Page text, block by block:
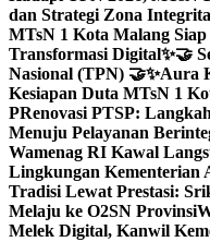
dan Strategi Zona
MTsN 1 Kota Malang
Transformasi Digital✨🤝
Nasional (TPN) 🤝✨Aura
Kesiapan Duta MTsN 1
PRenovasi PTSP:
Menuju Pelayanan
Wamenag RI Kawal
Lingkungan Kementerian
Tradisi Lewat Prestasi:
Melaju ke O2SN Provinsi
Melek Digital, Kanwil